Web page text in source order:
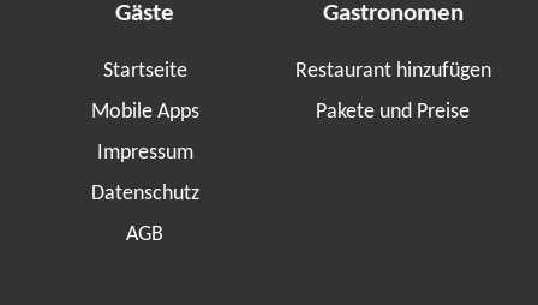
Gäste
Startseite
Mobile Apps
Impressum
Datenschutz
AGB
Gastronomen
Restaurant hinzufügen
Pakete und Preise